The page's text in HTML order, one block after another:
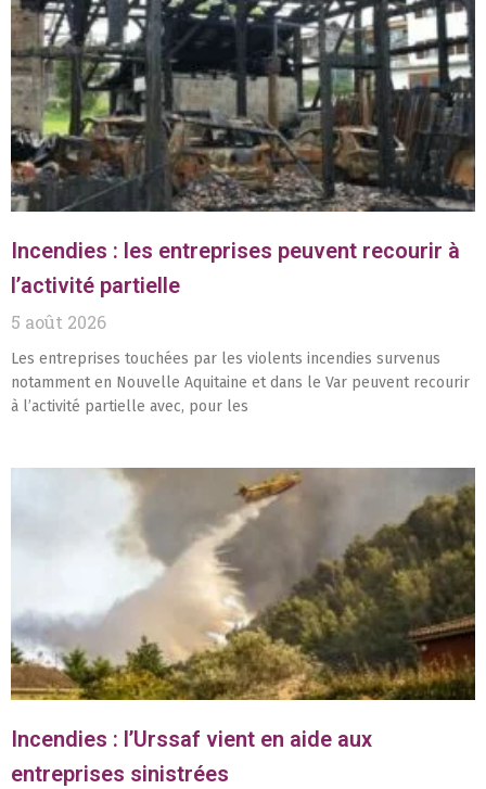
Incendies : les entreprises peuvent recourir à
l’activité partielle
5 août 2026
Les entreprises touchées par les violents incendies survenus
notamment en Nouvelle Aquitaine et dans le Var peuvent recourir
à l’activité partielle avec, pour les
Incendies : l’Urssaf vient en aide aux
entreprises sinistrées